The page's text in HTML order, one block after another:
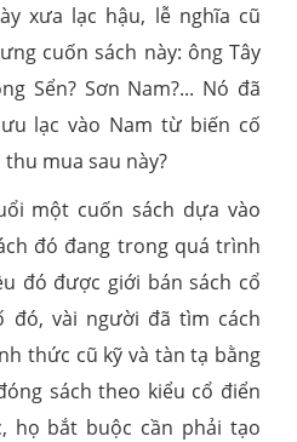
xưa lạc hậu, lễ nghĩa cũ
cuốn sách này: ông Tây
Sển? Sơn Nam?... Nó đã
lạc vào Nam từ biến cố
thu mua sau này?
một cuốn sách dựa vào
đó đang trong quá trình
đó được giới bán sách cổ
đó, vài người đã tìm cách
thức cũ kỹ và tàn tạ bằng
sách theo kiểu cổ điển
họ bắt buộc cần phải tạo